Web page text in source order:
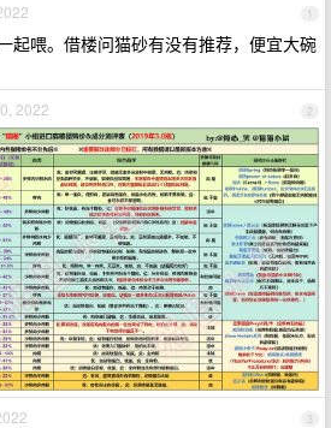
1
起喂。借楼问猫砂有没有推荐，便宜大碗
2
2022
3